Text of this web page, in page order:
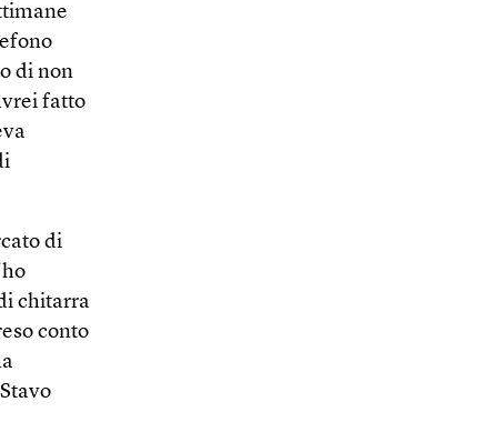
di non
fatto
di
chitarra
conto